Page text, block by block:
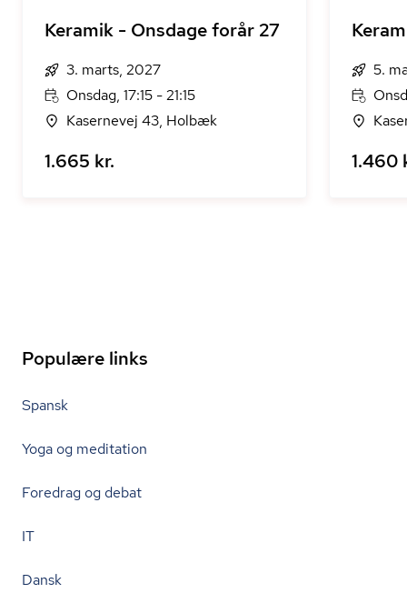
Keramik - Onsdage forår 27
3. marts, 2027
Onsdag, 17:15 - 21:15
Kasernevej 43, Holbæk
1.665 kr.
5.
1.460
Populære links
Spansk
Yoga og meditation
Foredrag og debat
IT
Dansk